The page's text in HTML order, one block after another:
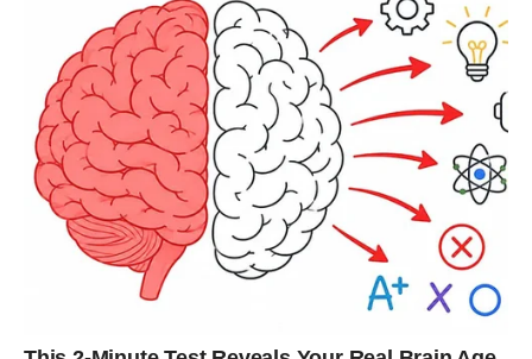
smanjeno nakupljanje zubnog plaka
održavanje zdravlja desni
Ove potencijalne koristi odnose se isključivo naredovnu i
pravilnu primjenu
, uz dosljedno poštivanje osnovnih pravila
oralne higijene. Važno je naglasiti dane postoje dokazi da
kokosovo ulje može ukloniti zubni kamenac ili liječiti
bolesti zuba i desni
, ali se može koristiti kao korisna dopuna
postojećoj rutini.